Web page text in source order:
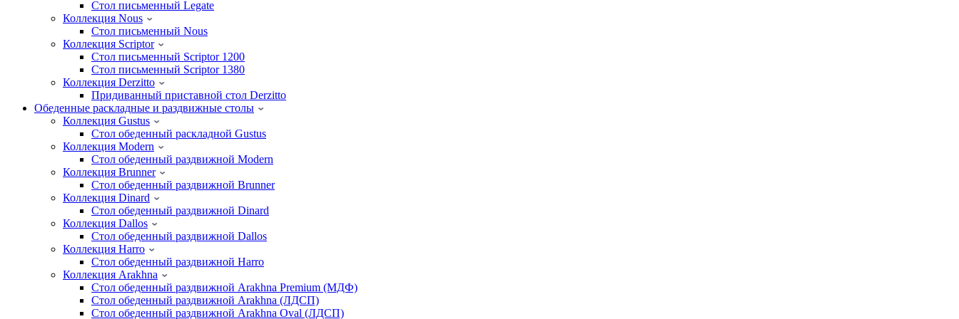
Стол письменный Legate
Коллекция Nous
Стол письменный Nous
Коллекция Scriptor
Стол письменный Scriptor 1200
Стол письменный Scriptor 1380
Коллекция Derzitto
Придиванный приставной стол Derzitto
Обеденные раскладные и раздвижные столы
Коллекция Gustus
Стол обеденный раскладной Gustus
Коллекция Modern
Стол обеденный раздвижной Modern
Коллекция Brunner
Стол обеденный раздвижной Brunner
Коллекция Dinard
Стол обеденный раздвижной Dinard
Коллекция Dallos
Стол обеденный раздвижной Dallos
Коллекция Harro
Стол обеденный раздвижной Harro
Коллекция Arakhna
Стол обеденный раздвижной Arakhna Premium (МДФ)
Стол обеденный раздвижной Arakhna (ЛДСП)
Стол обеденный раздвижной Arakhna Oval (ЛДСП)